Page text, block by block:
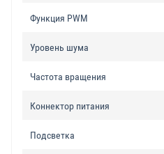
Функция PWM
Уровень шума
Частота вращения
Коннектор питания
Подсветка